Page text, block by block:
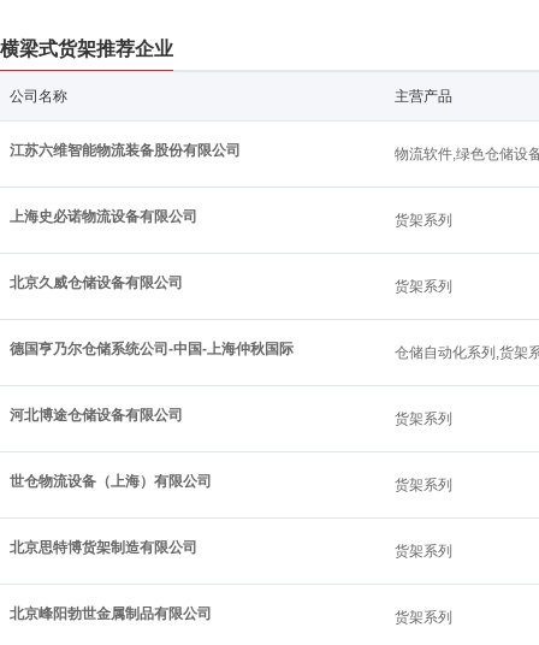
横梁式货架推荐企业
公司名称 主营产品
江苏六维智能物流装备股份有限公司 物流软件,绿色仓储设
上海史必诺物流设备有限公司 货架系列
北京久威仓储设备有限公司 货架系列
德国亨乃尔仓储系统公司-中国-上海仲秋国际 仓储自动化系列,货架
河北博途仓储设备有限公司 货架系列
世仓物流设备（上海）有限公司 货架系列
北京思特博货架制造有限公司 货架系列
北京峰阳勃世金属制品有限公司 货架系列